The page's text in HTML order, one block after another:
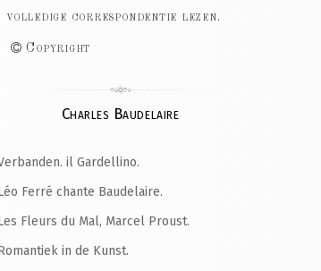
volledige correspondentie lezen.
Copyright
Charles Baudelaire
il Gardellino.
Ferré chante Baudelaire.
Fleurs du Mal, Marcel Proust.
in de Kunst.